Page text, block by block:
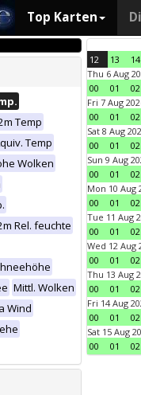
Top Karten
Temp
Temp
Wolken
Rel. feuchte
Mittl. Wolken
Wind
12 13 14
Thu 6 Aug
00
01 02
Fri 7 Aug
00
01 02
Sat 8 Aug
00
01 02
Sun 9 Aug
00
01 02
Mon 10 Aug
00
01 02
Tue 11 Aug
00
01 02
Wed 12 Aug
00
01 02
Thu 13 Aug
00
01 02
Fri 14 Aug
00
01 02
Sat 15 Aug
00
01 02